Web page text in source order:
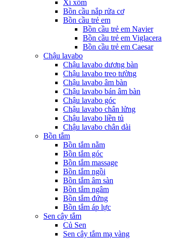
Xí xổm
Bồn cầu nắp rửa cơ
Bồn cầu trẻ em
Bồn cầu trẻ em Navier
Bồn cầu trẻ em Viglacera
Bồn cầu trẻ em Caesar
Chậu lavabo
Chậu lavabo dương bàn
Chậu lavabo treo tường
Chậu lavabo âm bàn
Chậu lavabo bán âm bàn
Chậu lavabo góc
Chậu lavabo chân lửng
Chậu lavabo liền tủ
Chậu lavabo chân dài
Bồn tắm
Bồn tắm nằm
Bồn tắm góc
Bồn tắm massage
Bồn tắm ngồi
Bồn tắm âm sàn
Bồn tắm ngâm
Bồn tắm đứng
Bồn tắm áp lực
Sen cây tắm
Củ Sen
Sen cây tắm mạ vàng